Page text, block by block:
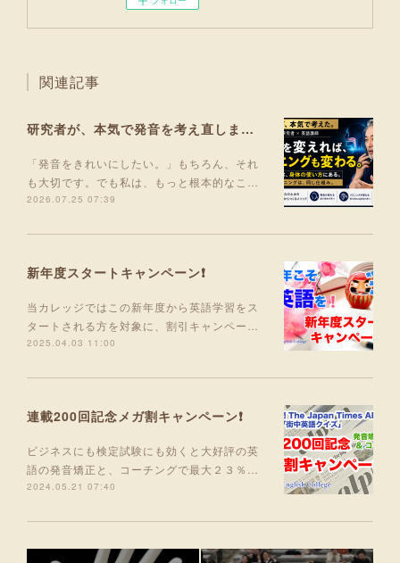
関連記事
研究者が、本気で発音を考え直しました。
「発音をきれいにしたい。」もちろん、それ
も大切です。でも私は、もっと根本的なこ…
2026.07.25 07:39
新年度スタートキャンペーン❗
当カレッジではこの新年度から英語学習をス
タートされる方を対象に、割引キャンペー…
2025.04.03 11:00
連載200回記念メガ割キャンペーン❗
ビジネスにも検定試験にも効くと大好評の英
語の発音矯正と、コーチングで最大２３％…
2024.05.21 07:40